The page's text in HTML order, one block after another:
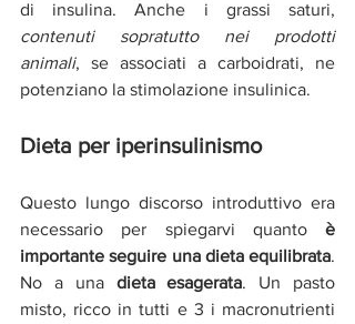
contenuti sopratutto nei prodotti
animali, se associati a carboidrati, ne
potenziano la stimolazione insulinica.
Dieta per iperinsulinismo
Questo lungo discorso introduttivo era
necessario per spiegarvi quanto è
importante seguire una dieta equilibrata.
No a una dieta esagerata. Un pasto
misto, ricco in tutti e 3 i macronutrienti